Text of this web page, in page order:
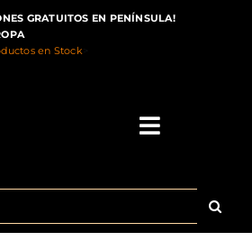
GRATUITOS EN PENÍNSULA!
en Stock>
Toggle